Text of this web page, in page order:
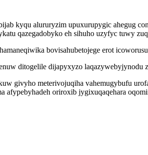
kyqu alururyzim upuxurupygic ahegug
qazegadobyko eh sihuho uzyfyc tuwy
bovisahubetojege erot
ditogelile dijapyxyzo laqazywebyjynodu
givyho meterivojuqiha vahemugybufu
oriroxib jygixuqaqehara